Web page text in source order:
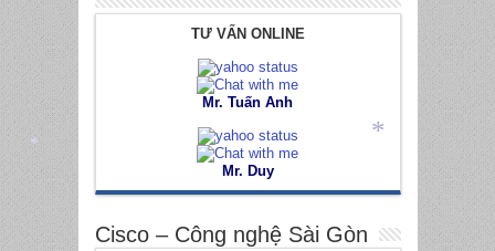
TƯ VẤN ONLINE
Mr. Tuấn Anh
Mr. Duy
Cisco – Công nghệ Sài Gòn
*
*